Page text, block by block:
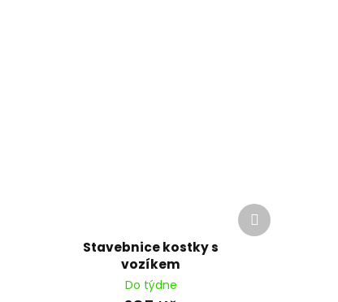
Stavebnice kostky s
vozíkem
Do týdne
Další
produkt